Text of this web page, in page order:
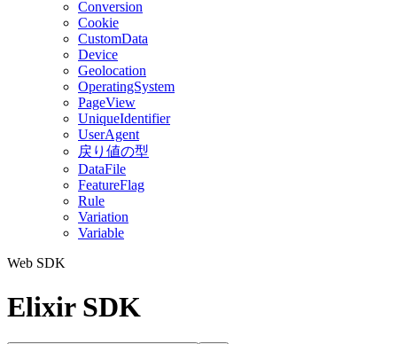
Conversion
Cookie
CustomData
Device
Geolocation
OperatingSystem
PageView
UniqueIdentifier
UserAgent
戻り値の型
DataFile
FeatureFlag
Rule
Variation
Variable
Web SDK
Elixir SDK